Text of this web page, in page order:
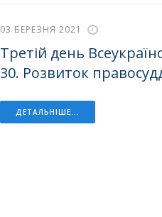
03 БЕРЕЗНЯ 2021
Третій день
30. Розвиток
ДЕТАЛЬНІШЕ...